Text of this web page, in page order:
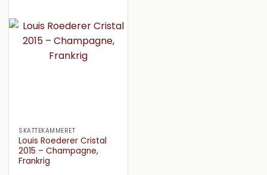
SKATTEKAMMERET
Louis Roederer Cristal
2015 – Champagne,
Frankrig